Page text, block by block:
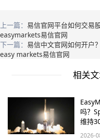
上一篇： 易信官网平台如何交易
easymarkets易信官网
下一篇： 易信中文官网如何开户
easy markets易信官网
相关
吗？
维持
2026-